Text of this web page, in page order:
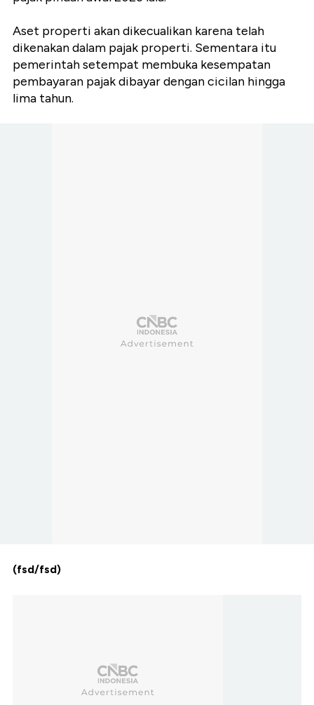
Aset properti akan dikecualikan karena telah
dikenakan dalam pajak properti. Sementara itu
pemerintah setempat membuka kesempatan
pembayaran pajak dibayar dengan cicilan hingga
lima tahun.
(fsd/fsd)